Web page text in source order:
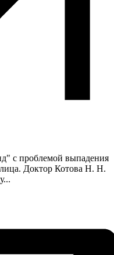
с проблемой выпадения
Доктор Котова Н. Н.
...